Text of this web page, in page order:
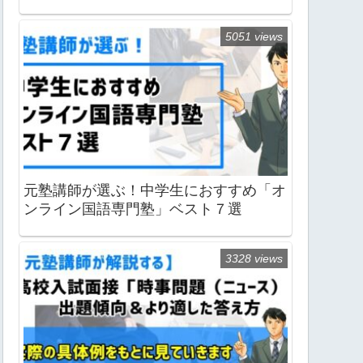
元塾講師が選ぶ！中学生におすすめ「オ
ンライン国語専門塾」ベスト７選
5051 views
3328 views